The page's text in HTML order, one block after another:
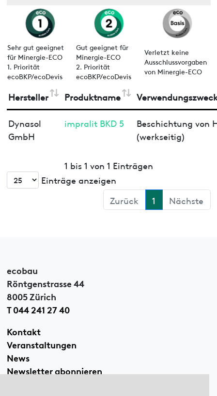
Sehr gut geeignet
für Minergie-ECO
1. Priorität
ecoBKP/ecoDevis
Gut geeignet für
Minergie-ECO
2. Priorität
ecoBKP/ecoDevis
Verletzt keine
Ausschlussvorgaben
von Minergie-ECO
Hersteller Produktname
Dynasol
GmbH
impralit BKD 5
Beschichtung von
(werkseitig)
1 bis 1 von 1 Einträgen
Einträge anzeigen
Zurück
1 Nächste
ecobau
Röntgenstrasse 44
8005 Zürich
T 044 241 27 40
Kontakt
Veranstaltungen
News
Newsletter abonnieren